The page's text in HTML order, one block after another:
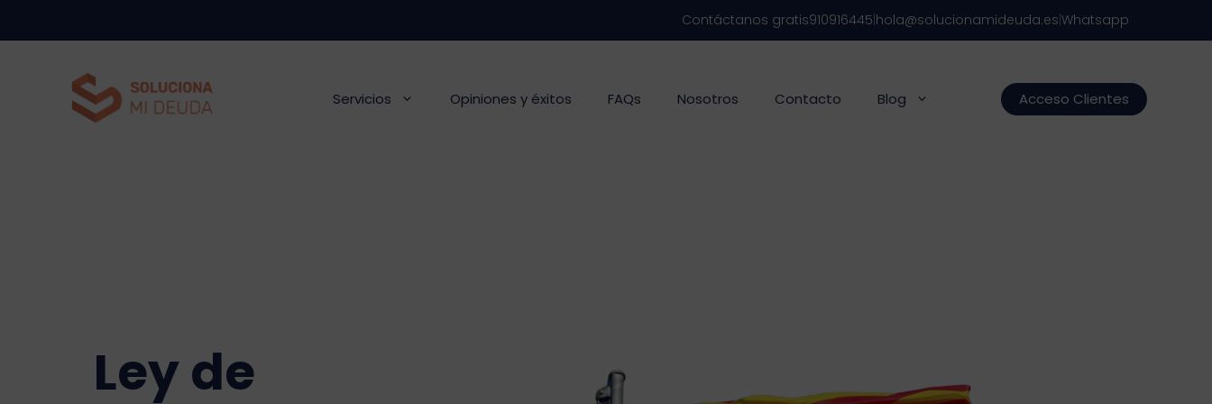
al
Contáctanos gratis910916445 hola@solucionamideuda.es Whatsapp
Servicios Opiniones y éxitos FAQs Nosotros Contacto Blog Acceso Clientes
Ley de